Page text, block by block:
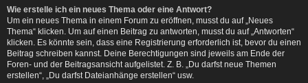
Wie erstelle ich ein neues Thema oder eine Antwort?
Um ein neues Thema in einem Forum zu eröffnen, musst du auf „Neues
Thema“ klicken. Um auf einen Beitrag zu antworten, musst du auf „Antworten“
klicken. Es könnte sein, dass eine Registrierung erforderlich ist, bevor du einen
Beitrag schreiben kannst. Deine Berechtigungen sind jeweils am Ende der
Foren- und der Beitragsansicht aufgelistet. Z. B. „Du darfst neue Themen
erstellen“, „Du darfst Dateianhänge erstellen“ usw.